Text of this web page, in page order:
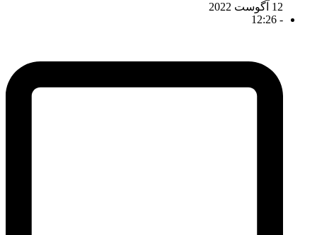
12 آگوست 2022
-
12:26